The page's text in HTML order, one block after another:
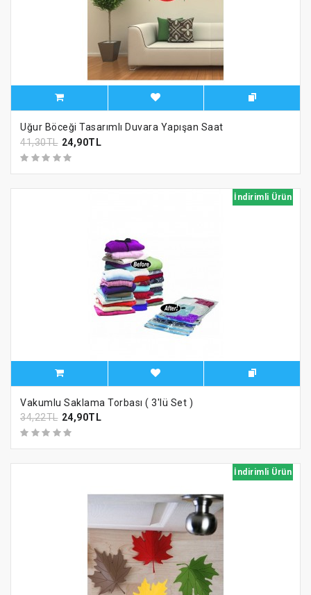
Uğur Böceği Tasarımlı Duvara Yapışan Saat
41,30TL 24,90TL
İndirimli Ürün
Vakumlu Saklama Torbası ( 3'lü Set )
34,22TL 24,90TL
İndirimli Ürün